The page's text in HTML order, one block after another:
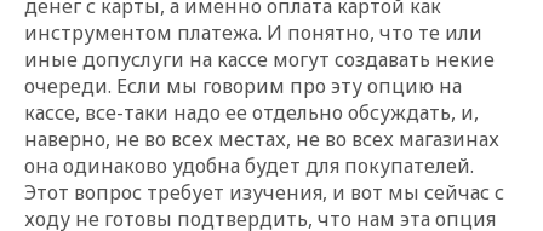
денег с карты, а именно оплата картой как
инструментом платежа. И понятно, что те или
иные допуслуги на кассе могут создавать некие
очереди. Если мы говорим про эту опцию на
кассе, все-таки надо ее отдельно обсуждать, и,
наверно, не во всех местах, не во всех магазинах
она одинаково удобна будет для покупателей.
Этот вопрос требует изучения, и вот мы сейчас с
ходу не готовы подтвердить, что нам эта опция